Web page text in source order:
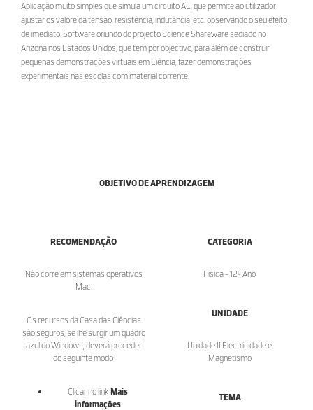
Aplicação muito simples que simula um circuito AC, que permite ao utilizador
ajustar os valore da tensão, resistência, indutância etc. observando o seu efeito
de imediato. Software oriundo do projecto Science Shareware sediado no
Arizona nos Estados Unidos, que tem por objectivo, para além de construir
pequenas demonstrações virtuais em Ciência, fazer demonstrações
experimentais nas escolas com material corrente.
OBJETIVO DE APRENDIZAGEM
RECOMENDAÇÃO
Não corre em sistemas operativos
Mac.
Os recursos da Casa das Ciências
são seguros, se lhe surgir um quadro
azul do Windows, deverá proceder
do seguinte modo:
Clicar no link Mais
informações
CATEGORIA
Física - 12º Ano
UNIDADE
Unidade II Electricidade e
Magnetismo
TEMA